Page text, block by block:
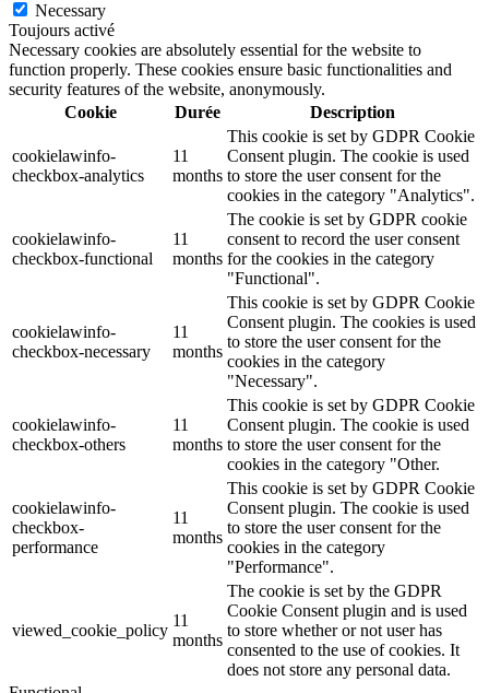
Necessary
Toujours activé
Necessary cookies are absolutely essential for the website to
function properly. These cookies ensure basic functionalities and
security features of the website, anonymously.
Cookie
Durée Description
cookielawinfo-
checkbox-analytics
11
months
This cookie is set by GDPR Cookie
Consent plugin. The cookie is used
to store the user consent for the
cookies in the category "Analytics".
cookielawinfo-
checkbox-functional
11
months
The cookie is set by GDPR cookie
consent to record the user consent
for the cookies in the category
"Functional".
cookielawinfo-
checkbox-necessary
11
months
This cookie is set by GDPR Cookie
Consent plugin. The cookies is used
to store the user consent for the
cookies in the category
"Necessary".
cookielawinfo-
checkbox-others
11
months
This cookie is set by GDPR Cookie
Consent plugin. The cookie is used
to store the user consent for the
cookies in the category "Other.
cookielawinfo-
checkbox-
performance
11
months
This cookie is set by GDPR Cookie
Consent plugin. The cookie is used
to store the user consent for the
cookies in the category
"Performance".
viewed_cookie_policy
11
months
The cookie is set by the GDPR
Cookie Consent plugin and is used
to store whether or not user has
consented to the use of cookies. It
does not store any personal data.